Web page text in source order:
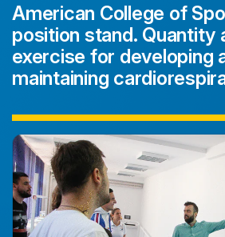
American College of
position stand. Quantity
exercise for developing
maintaining
fitness in apparently
guidance for